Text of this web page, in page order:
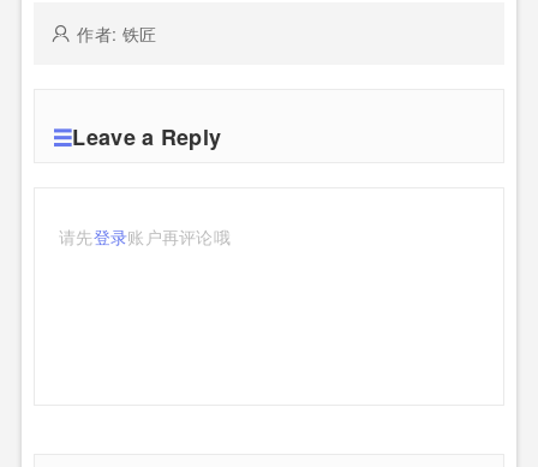
作者: 铁匠
Leave a Reply
请先登录账户再评论哦